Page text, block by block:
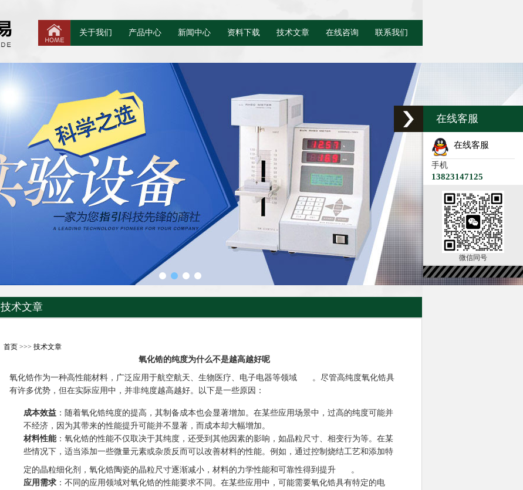
关于我们 产品中心 新闻中心 资料下载 技术文章 在线咨询 联系我们
技术文章
首页>>> 技术文章
氧化锆的纯度为什么不是越高越好呢
氧化锆作为一种高性能材料，广泛应用于航空航天、生物医疗、电子电器等领域
。尽管高纯度氧化锆具
有许多优势，但在实际应用中，并非纯度越高越好。以下是一些原因：
成本效益：随着氧化锆纯度的提高，其制备成本也会显著增加。在某些应用场景中，过高的纯度可能并
不经济，因为其带来的性能提升可能并不显著，而成本却大幅增加。
材料性能：氧化锆的性能不仅取决于其纯度，还受到其他因素的影响，如晶粒尺寸、相变行为等。在某
些情况下，适当添加一些微量元素或杂质反而可以改善材料的性能。例如，通过控制烧结工艺和添加特
定的晶粒细化剂，氧化锆陶瓷的晶粒尺寸逐渐减小，材料的力学性能和可靠性得到提升
。
应用需求：不同的应用领域对氧化锆的性能要求不同。在某些应用中，可能需要氧化锆具有特定的电
在线客服
在线客服
手机
13823147125
微信同号